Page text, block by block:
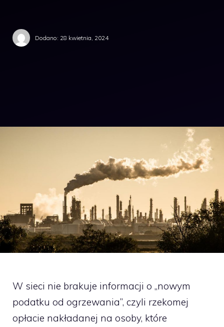
Dodano: 28 kwietnia, 2024
W sieci nie brakuje informacji o „nowym
podatku od ogrzewania”, czyli rzekomej
opłacie nakładanej na osoby, które